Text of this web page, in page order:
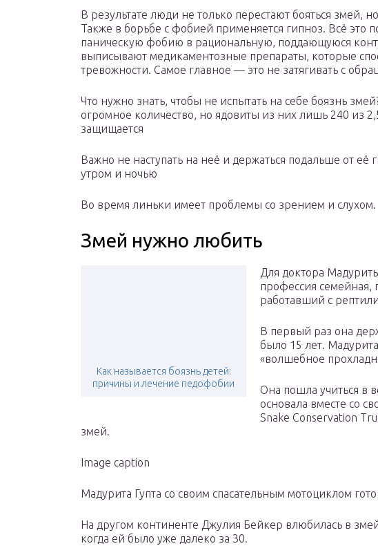
В результате люди не только перестают бояться змей,
Также в борьбе с фобией применяется гипноз. Всё это
паническую фобию в рациональную, поддающуюся
выписывают медикаментозные препараты, которые
тревожности. Самое главное — это не затягивать с
Что нужно знать, чтобы не испытать на себе боязнь
огромное количество, но ядовиты из них лишь 240 из
защищается
Важно не наступать на неё и держаться подальше от её
утром и ночью
Во время линьки имеет проблемы со зрением и слухом.
Змей нужно любить
Как называется боязнь детей:
причины и лечение педофобии
Для доктора
профессия семейная,
работавший с
В первый раз она
было 15 лет.
«волшебное
Она пошла учиться в
основала вместе со
Snake Conservation
змей.
Image caption
Мадурита Гупта со своим спасательным мотоциклом
На другом континенте Джулия Бейкер влюбилась в
когда ей было уже далеко за 30.